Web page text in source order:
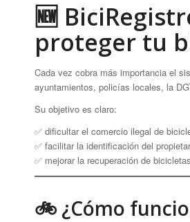
🆕
proteger tu
Cada vez cobra más importancia el
ayuntamientos, policías locales, la
Su objetivo es claro:
✅ dificultar el comercio ilegal de
✅ facilitar la identificación del
✅ mejorar la recuperación de
🚲 ¿Cómo